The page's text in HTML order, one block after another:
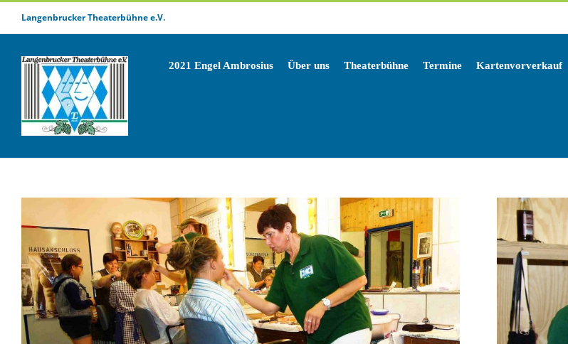
Inhalt
springen
Langenbrucker Theaterbühne e.V.
2021 Engel Ambrosius Über uns Theaterbühne Termine Kartenvorverkauf